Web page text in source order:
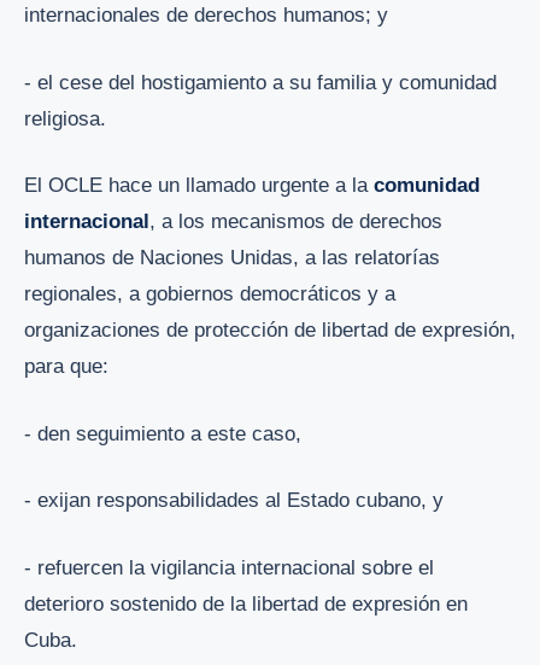
internacionales de derechos humanos; y
- el cese del hostigamiento a su familia y comunidad
religiosa.
El OCLE hace un llamado urgente a la comunidad
internacional, a los mecanismos de derechos
humanos de Naciones Unidas, a las relatorías
regionales, a gobiernos democráticos y a
organizaciones de protección de libertad de expresión,
para que:
- den seguimiento a este caso,
- exijan responsabilidades al Estado cubano, y
- refuercen la vigilancia internacional sobre el
deterioro sostenido de la libertad de expresión en
Cuba.